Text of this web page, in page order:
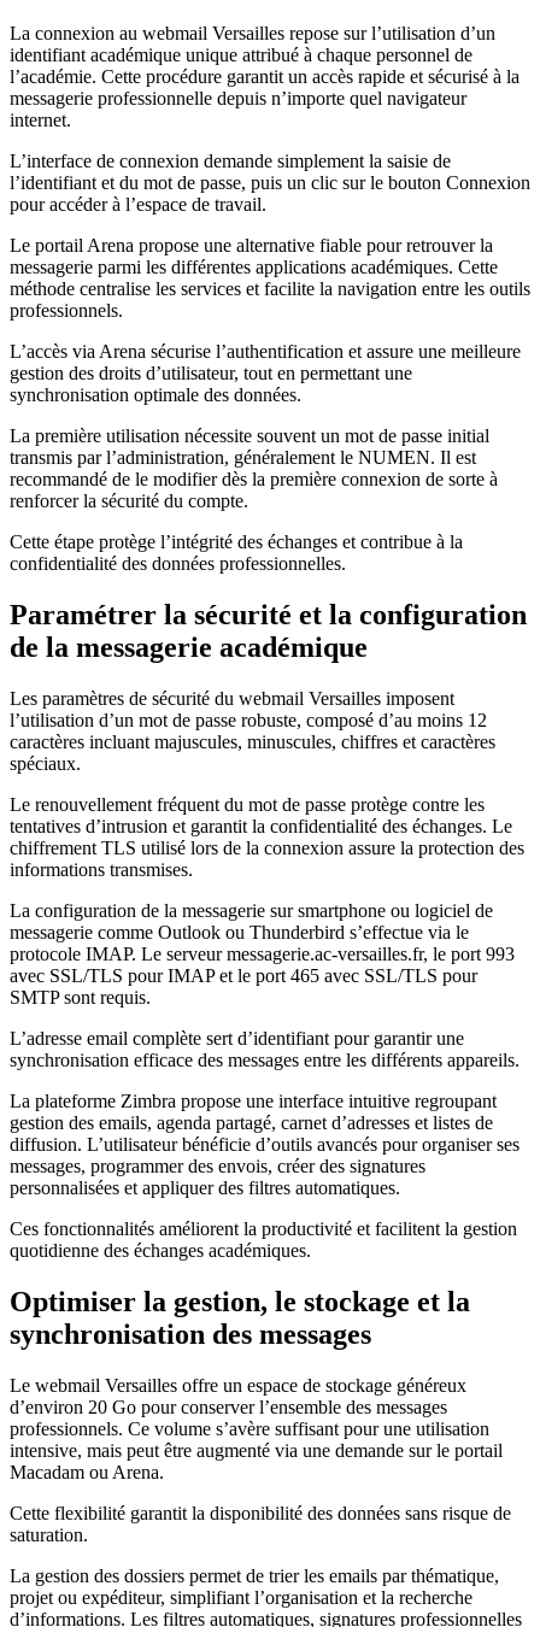
La connexion au webmail Versailles repose sur l’utilisation d’un
identifiant académique unique attribué à chaque personnel de
l’académie. Cette procédure garantit un accès rapide et sécurisé à la
messagerie professionnelle depuis n’importe quel navigateur
internet.
L’interface de connexion demande simplement la saisie de
l’identifiant et du mot de passe, puis un clic sur le bouton Connexion
pour accéder à l’espace de travail.
Le portail Arena propose une alternative fiable pour retrouver la
messagerie parmi les différentes applications académiques. Cette
méthode centralise les services et facilite la navigation entre les outils
professionnels.
L’accès via Arena sécurise l’authentification et assure une meilleure
gestion des droits d’utilisateur, tout en permettant une
synchronisation optimale des données.
La première utilisation nécessite souvent un mot de passe initial
transmis par l’administration, généralement le NUMEN. Il est
recommandé de le modifier dès la première connexion de sorte à
renforcer la sécurité du compte.
Cette étape protège l’intégrité des échanges et contribue à la
confidentialité des données professionnelles.
Paramétrer la sécurité et la configuration
de la messagerie académique
Les paramètres de sécurité du webmail Versailles imposent
l’utilisation d’un mot de passe robuste, composé d’au moins 12
caractères incluant majuscules, minuscules, chiffres et caractères
spéciaux.
Le renouvellement fréquent du mot de passe protège contre les
tentatives d’intrusion et garantit la confidentialité des échanges. Le
chiffrement TLS utilisé lors de la connexion assure la protection des
informations transmises.
La configuration de la messagerie sur smartphone ou logiciel de
messagerie comme Outlook ou Thunderbird s’effectue via le
protocole IMAP. Le serveur messagerie.ac-versailles.fr, le port 993
avec SSL/TLS pour IMAP et le port 465 avec SSL/TLS pour
SMTP sont requis.
L’adresse email complète sert d’identifiant pour garantir une
synchronisation efficace des messages entre les différents appareils.
La plateforme Zimbra propose une interface intuitive regroupant
gestion des emails, agenda partagé, carnet d’adresses et listes de
diffusion. L’utilisateur bénéficie d’outils avancés pour organiser ses
messages, programmer des envois, créer des signatures
personnalisées et appliquer des filtres automatiques.
Ces fonctionnalités améliorent la productivité et facilitent la gestion
quotidienne des échanges académiques.
Optimiser la gestion, le stockage et la
synchronisation des messages
Le webmail Versailles offre un espace de stockage généreux
d’environ 20 Go pour conserver l’ensemble des messages
professionnels. Ce volume s’avère suffisant pour une utilisation
intensive, mais peut être augmenté via une demande sur le portail
Macadam ou Arena.
Cette flexibilité garantit la disponibilité des données sans risque de
saturation.
La gestion des dossiers permet de trier les emails par thématique,
projet ou expéditeur, simplifiant l’organisation et la recherche
d’informations. Les filtres automatiques, signatures professionnelles